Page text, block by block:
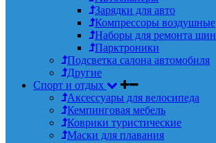
Зарядки для авто
Компрессоры воздушные
Наборы для ремонта шин
Парктроники
Подсветка салона автомобиля
Другие
Спорт и отдых
Аксессуары для велосипеда
Кемпинговая мебель
Коврики туристические
Маски для плавания